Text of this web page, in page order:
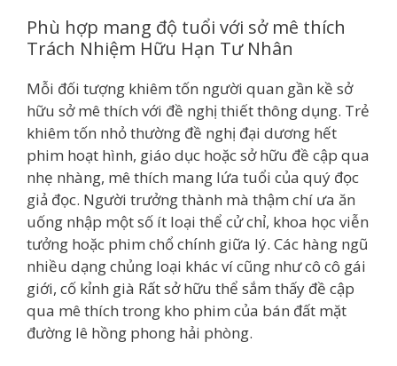
Phù hợp mang độ tuổi với sở mê thích
Trách Nhiệm Hữu Hạn Tư Nhân
Mỗi đối tượng khiêm tốn người quan gần kề sở
hữu sở mê thích với đề nghị thiết thông dụng. Trẻ
khiêm tốn nhỏ thường đề nghị đại dương hết
phim hoạt hình, giáo dục hoặc sở hữu đề cập qua
nhẹ nhàng, mê thích mang lứa tuổi của quý đọc
giả đọc. Người trưởng thành mà thậm chí ưa ăn
uống nhập một số ít loại thể cử chỉ, khoa học viễn
tưởng hoặc phim chổ chính giữa lý. Các hàng ngũ
nhiều dạng chủng loại khác ví cũng như cô cô gái
giới, cố kỉnh già Rất sở hữu thể sắm thấy đề cập
qua mê thích trong kho phim của bán đất mặt
đường lê hồng phong hải phòng.